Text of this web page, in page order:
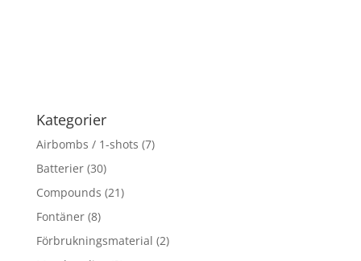
Kategorier
Airbombs / 1-shots (7)
Batterier (30)
Compounds (21)
Fontäner (8)
Förbrukningsmaterial (2)